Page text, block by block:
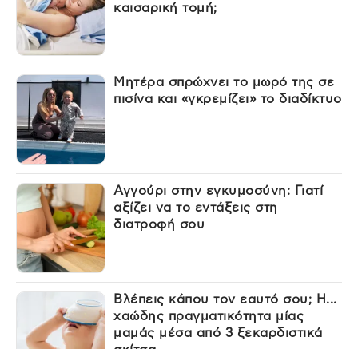
καισαρική τομή;
Μητέρα σπρώχνει το μωρό της σε
πισίνα και «γκρεμίζει» το διαδίκτυο
Αγγούρι στην εγκυμοσύνη: Γιατί
αξίζει να το εντάξεις στη
διατροφή σου
Βλέπεις κάπου τον εαυτό σου; Η...
χαώδης πραγματικότητα μίας
μαμάς μέσα από 3 ξεκαρδιστικά